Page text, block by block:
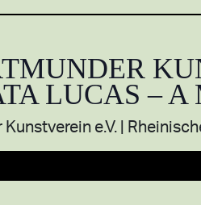
LUCAS –
e.V.